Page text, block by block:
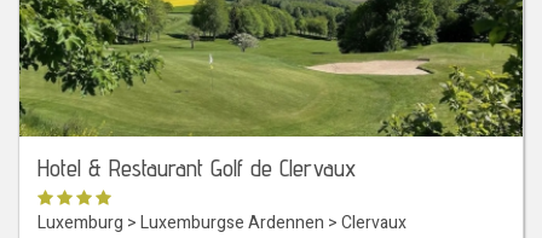
Hotel & Restaurant Golf de Clervaux
Luxemburg >Luxemburgse Ardennen >Clervaux